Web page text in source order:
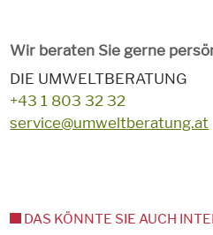
Wir beraten Sie gerne
DIE UMWELTBERATUNG
+43 1 803 32 32
service@umweltberatung.at
DAS KÖNNTE SIE AUCH